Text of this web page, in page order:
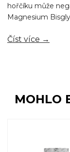
hořčíku může
Magnesium
Číst více →
MOHLO